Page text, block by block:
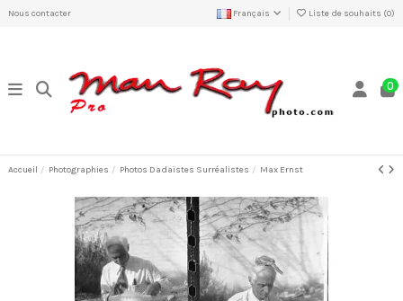
Nous contacter Français Liste de souhaits (0)
0
Accueil Photographies Photos Dadaïstes Surréalistes Max Ernst